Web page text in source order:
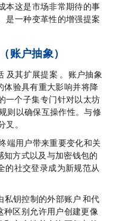
成本，这是市场非常期待的事
是一种变革性的增强提案，
账户抽象）
其扩展提案 ERC-6900 。账户抽象
验具有重大影响，并将降
的一个子集，专门针对以太坊
的规则，以确保互操作性。与修
叉。
将为终端用户带来重要变化和关
方式以及与加密钱包的
全的社交登录成为新规范，从
控制的外部账户（EOA）和代
区别，允许用户创建更像